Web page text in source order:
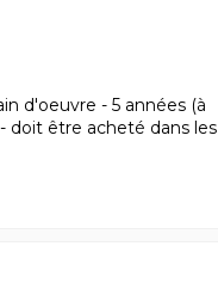
d'oeuvre - 5 années (à
doit être acheté dans les